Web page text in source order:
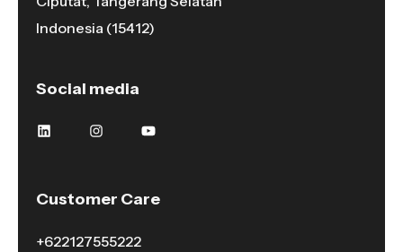
Indonesia (15412)
Social media
Customer Care
+622127555222